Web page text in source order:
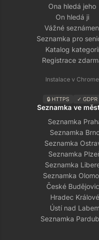
Ona hledá jeho
On hledá ji
Vážné
Seznamka pro
Katalog kategorií
Registrace
Instalace v Chrome
🔒 HTTPS ✓ GDPR
Seznamka ve
Seznamka
Seznamka
Seznamka
Seznamka
Seznamka
Seznamka
České
Hradec Králové
Ústí nad
Seznamka